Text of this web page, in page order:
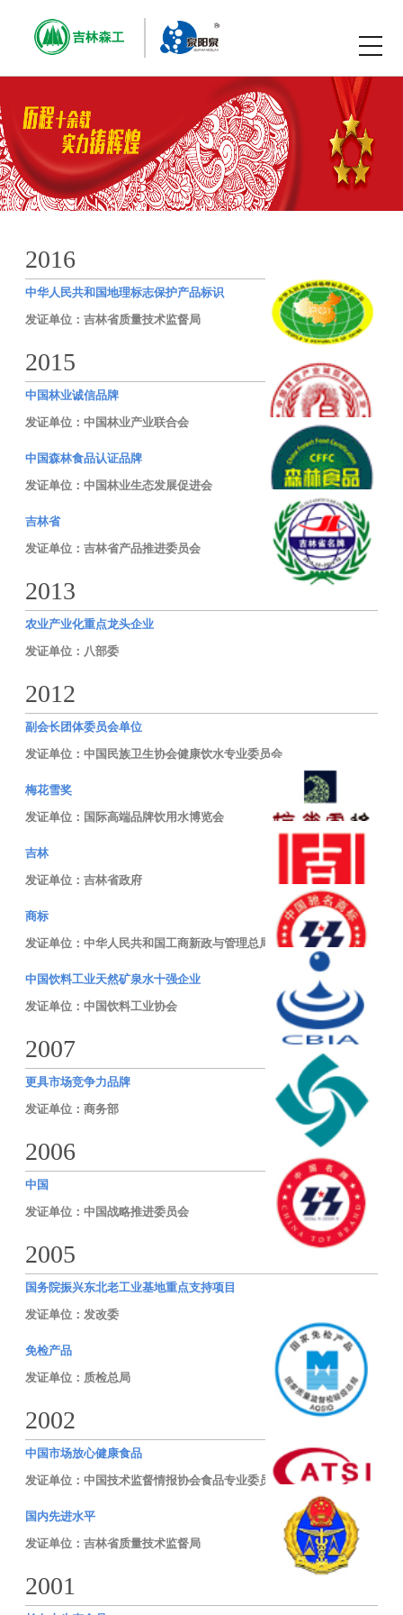
2016
中华人民共和国地理标志保护产品标识
发证单位：吉林省质量技术监督局
2015
中国林业诚信品牌
发证单位：中国林业产业联合会
中国森林食品认证品牌
发证单位：中国林业生态发展促进会
吉林省
发证单位：吉林省产品推进委员会
2013
农业产业化重点龙头企业
发证单位：八部委
2012
副会长团体委员会单位
发证单位：中国民族卫生协会健康饮水专业委员会
梅花雪奖
发证单位：国际高端品牌饮用水博览会
吉林
发证单位：吉林省政府
商标
发证单位：中华人民共和国工商新政与管理总局
中国饮料工业天然矿泉水十强企业
发证单位：中国饮料工业协会
2007
更具市场竞争力品牌
发证单位：商务部
2006
中国
发证单位：中国战略推进委员会
2005
国务院振兴东北老工业基地重点支持项目
发证单位：发改委
免检产品
发证单位：质检总局
2002
中国市场放心健康食品
发证单位：中国技术监督情报协会食品专业委员会
国内先进水平
发证单位：吉林省质量技术监督局
2001